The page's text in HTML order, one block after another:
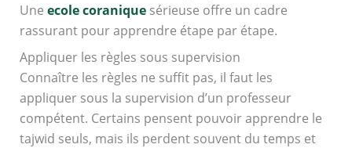
Une ecole coraniquesérieuse offre un cadre
rassurant pour apprendre étape par étape.
Appliquer les règles sous supervision
Connaître les règles ne suffit pas, il faut les
appliquer sous la supervision d’un professeur
compétent. Certains pensent pouvoir apprendre le
tajwid seuls, mais ils perdent souvent du temps et